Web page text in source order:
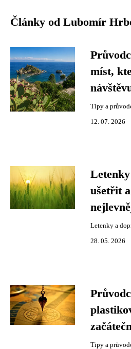
Články od Lubomír
míst,
Tipy a
12. 07. 2026
ušetřit
Letenky a
28. 05. 2026
Tipy a